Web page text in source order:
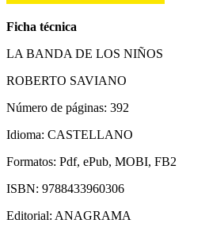
Ficha técnica
LA BANDA DE LOS NIÑOS
ROBERTO SAVIANO
Número de páginas: 392
Idioma: CASTELLANO
Formatos: Pdf, ePub, MOBI, FB2
ISBN: 9788433960306
Editorial: ANAGRAMA